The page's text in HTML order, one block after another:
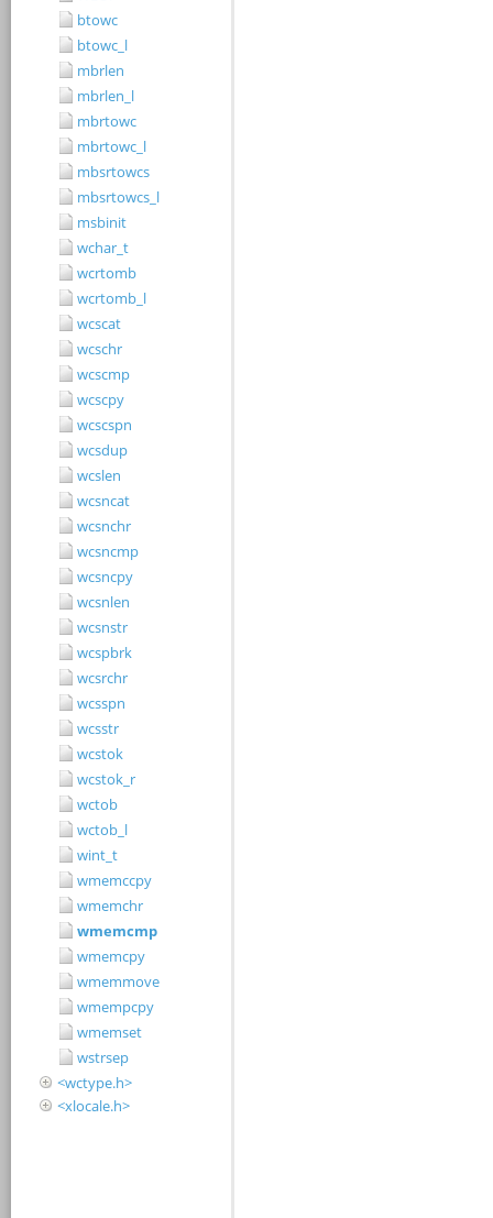
btowc
btowc_l
mbrlen
mbrlen_l
mbrtowc
mbrtowc_l
mbsrtowcs
mbsrtowcs_l
msbinit
wchar_t
wcrtomb
wcrtomb_l
wcscat
wcschr
wcscmp
wcscpy
wcscspn
wcsdup
wcslen
wcsncat
wcsnchr
wcsncmp
wcsncpy
wcsnlen
wcsnstr
wcspbrk
wcsrchr
wcsspn
wcsstr
wcstok
wcstok_r
wctob
wctob_l
wint_t
wmemccpy
wmemchr
wmemcmp
wmemcpy
wmemmove
wmempcpy
wmemset
wstrsep
<wctype.h>
<xlocale.h>